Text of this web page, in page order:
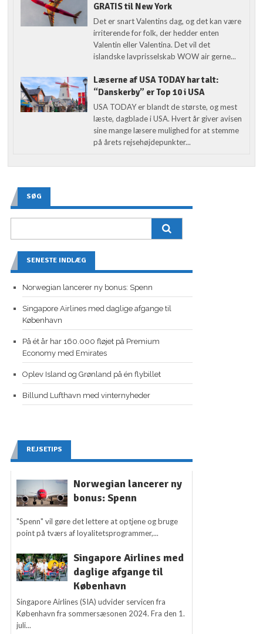
GRATIS til New York
Det er snart Valentins dag, og det kan være
irriterende for folk, der hedder enten
Valentin eller Valentina. Det vil det
islandske lavprisselskab WOW air gerne...
Læserne af USA TODAY har talt:
“Danskerby” er Top 10 i USA
USA TODAY er blandt de største, og mest
læste, dagblade i USA. Hvert år giver avisen
sine mange læsere mulighed for at stemme
på årets rejsehøjdepunkter...
SØG
SENESTE INDLÆG
Norwegian lancerer ny bonus: Spenn
Singapore Airlines med daglige afgange til
København
På ét år har 160.000 fløjet på Premium
Economy med Emirates
Oplev Island og Grønland på én flybillet
Billund Lufthavn med vinternyheder
REJSETIPS
Norwegian lancerer ny
bonus: Spenn
"Spenn" vil gøre det lettere at optjene og bruge
point på tværs af loyalitetsprogrammer,...
Singapore Airlines med
daglige afgange til
København
Singapore Airlines (SIA) udvider servicen fra
København fra sommersæsonen 2024. Fra den 1.
juli...